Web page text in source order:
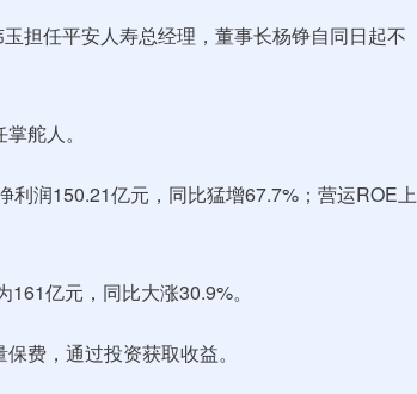
担任平安人寿总经理，董事长杨铮自同日起不
舵人。
利润150.21亿元，同比猛增67.7%；营运ROE上
亿元，同比大涨30.9%。
费，通过投资获取收益。